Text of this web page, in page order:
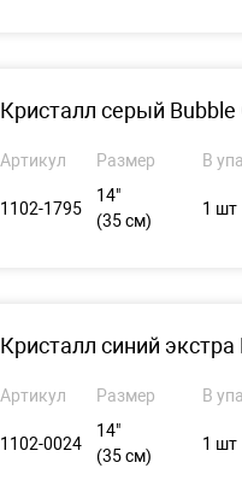
Кристалл серый
Артикул Размер В
1102-1795
14"
(35 см)
1 шт
Кристалл синий
Артикул Размер В
1102-0024
14"
(35 см)
1 шт